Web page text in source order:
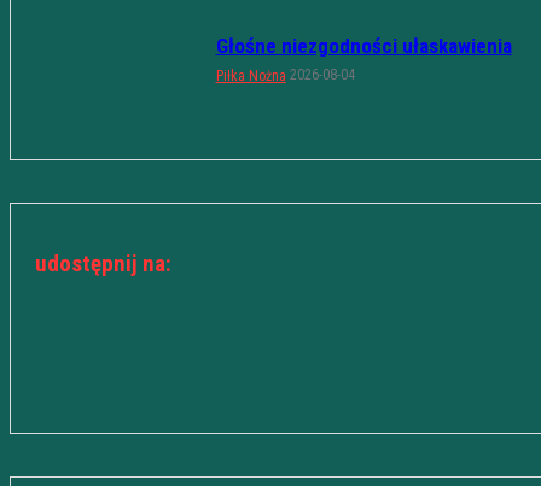
Głośne niezgodności ułaskawienia
Piłka Nożna 2026-08-04
udostępnij na: